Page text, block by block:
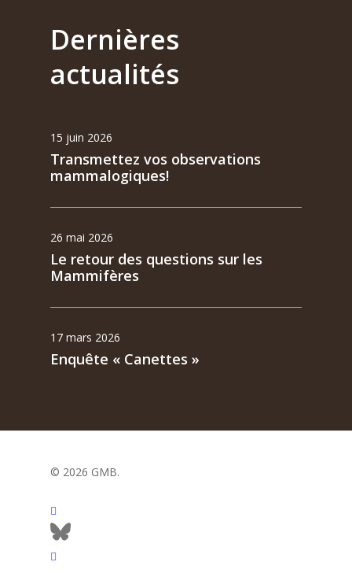
Dernières
actualités
15 juin 2026
Transmettez vos observations
mammalogiques!
26 mai 2026
Le retour des questions sur les
Mammifères
17 mars 2026
Enquête « Canettes »
© 2026 GMB.
facebook
bluesky
vimeo